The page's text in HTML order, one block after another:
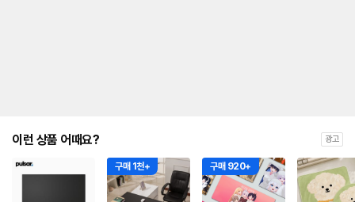
이런 상품 어때요? 광고
구매 1천+ 구매 920+